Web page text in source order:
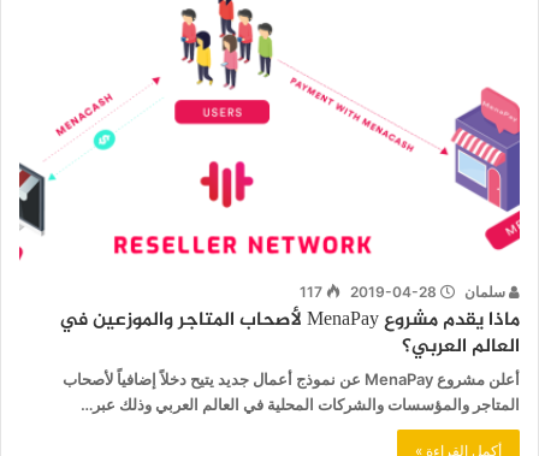
سلمان 2019-04-28
117
ماذا يقدم مشروع MenaPay لأصحاب المتاجر والموزعين في
العالم العربي؟
أعلن مشروع MenaPay عن نموذج أعمال جديد يتيح دخلاً إضافياً لأصحاب
المتاجر والمؤسسات والشركات المحلية في العالم العربي وذلك عبر…
أكمل القراءة »